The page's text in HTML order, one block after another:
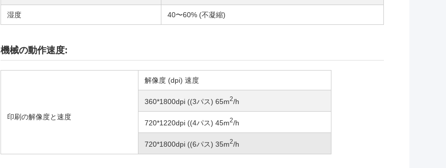
湿度 40〜60% (不凝縮)
機械の動作速度:
印刷の解像度と速度
解像度 (dpi) 速度
360*1800dpi ((3パス) 65m2/h
720*1220dpi ((4パス) 45m2/h
720*1800dpi ((6パス) 35m2/h